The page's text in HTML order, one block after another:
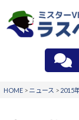
HOME> ニュース > 2015